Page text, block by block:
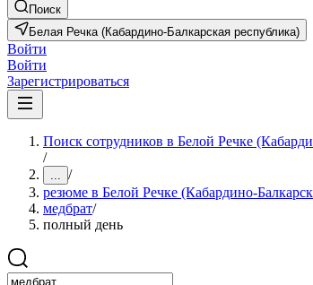
Поиск
Белая Речка (Кабардино-Балкарская республика)
Войти
Войти
Зарегистрироваться
Поиск сотрудников в Белой Речке
/
... /
резюме в Белой Речке (Кабардино-
медбрат/
полный день